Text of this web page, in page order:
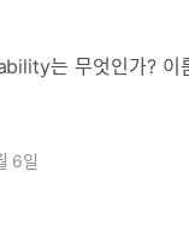
는 무엇인가? 이
6일